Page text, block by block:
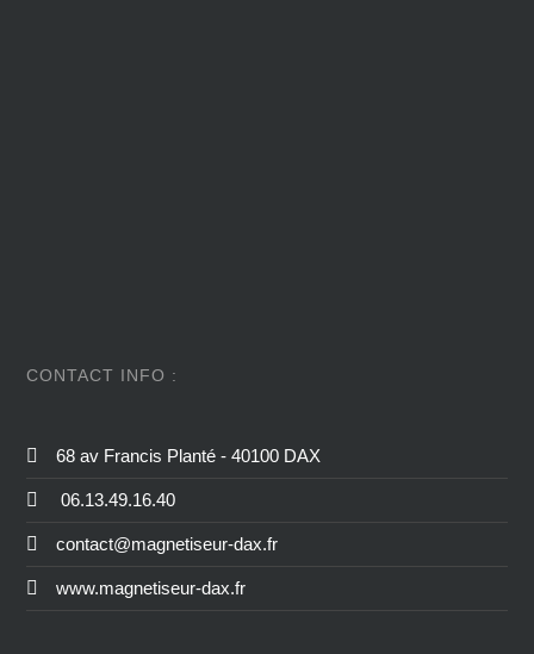
CONTACT INFO :
68 av Francis Planté - 40100 DAX
06.13.49.16.40
contact@magnetiseur-dax.fr
www.magnetiseur-dax.fr